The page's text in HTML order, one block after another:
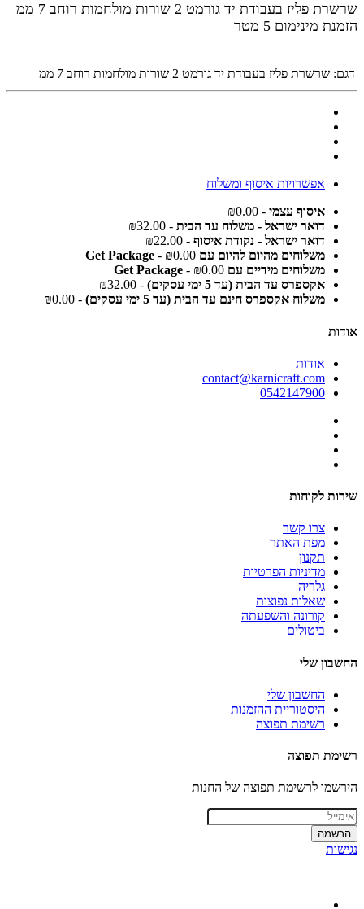
שרשרת פליז בעבודת יד גורמט 2 שורות מולחמות רוחב 7 ממ
הזמנת מינימום 5 מטר
דגם: שרשרת פליז בעבודת יד גורמט 2 שורות מולחמות רוחב 7 ממ
אפשרויות איסוף ומשלוח
איסוף עצמי - ₪0.00
דואר ישראל - משלוח עד הבית - ₪32.00
דואר ישראל - נקודת איסוף - ₪22.00
משלוחים מהיום להיום עם Get Package - ₪0.00
משלוחים מידיים עם Get Package - ₪0.00
אקספרס עד הבית (עד 5 ימי עסקים)
- ₪32.00
משלוח אקספרס חינם עד הבית (עד 5 ימי עסקים)
- ₪0.00
אודות
אודות
contact@karnicraft.com
0542147900
שירות לקוחות
צרו קשר
מפת האתר
תקנון
מדיניות הפרטיות
גלריה
שאלות נפוצות
קורונה והשפעתה
ביטולים
החשבון שלי
החשבון שלי
היסטוריית ההזמנות
רשימת תפוצה
רשימת תפוצה
הירשמו לרשימת תפוצה של החנות
הרשמה
נגישות